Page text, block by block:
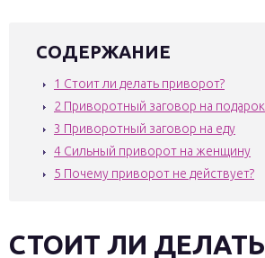
СОДЕРЖАНИЕ
1 Стоит ли делать приворот?
2 Приворотный заговор на подарок
3 Приворотный заговор на еду
4 Сильный приворот на женщину
5 Почему приворот не действует?
СТОИТ ЛИ ДЕЛАТЬ